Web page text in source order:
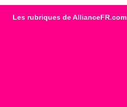
Les rubriques de AllianceFR.com